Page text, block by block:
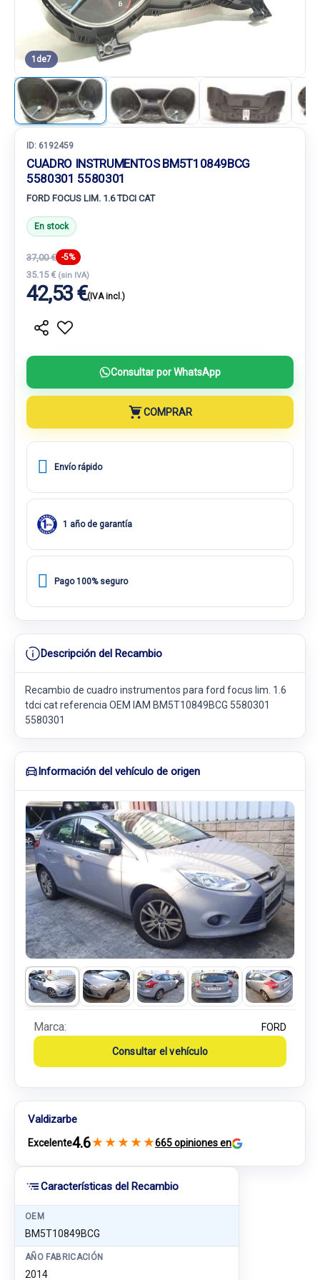
1 de7
Características del Recambio
OEM
BM5T10849BCG
AÑO FABRICACIÓN
2014
ID: 6192459
CUADRO INSTRUMENTOS BM5T10849BCG
5580301 5580301
FORD FOCUS LIM. 1.6 TDCI CAT
En stock
37,00 € -5%
35.15 € (sin IVA)
42,53 €(IVA incl.)
Consultar por WhatsApp
COMPRAR
Envío rápido
1 año de garantía
Pago 100% seguro
Descripción del Recambio
Recambio de cuadro instrumentos para ford focus lim. 1.6
tdci cat referencia OEM IAM BM5T10849BCG 5580301
5580301
Información del vehículo de origen
Marca: FORD
Consultar el vehículo
Valdizarbe
Excelente4.6★ ★ ★ ★ ★665 opiniones en